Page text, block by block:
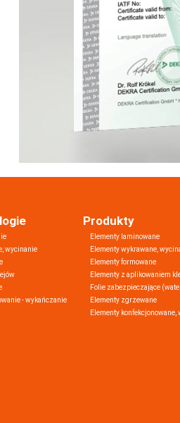
wycinanie
- wykańczanie
Produkty
Elementy laminowane
Elementy wykrawane,
Elementy formowane
Elementy z aplikowaniem
Folie zabezpieczające
Elementy zgrzewane
Elementy konfekcjonowane,